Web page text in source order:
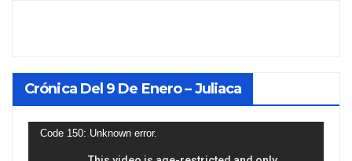
Crónica Del 9 De Enero – Juliaca
Reproductor
Code 150: Unknown error.